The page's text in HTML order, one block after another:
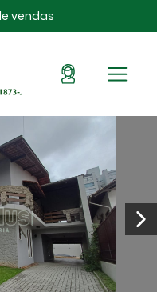
vendas
Sou Cliente